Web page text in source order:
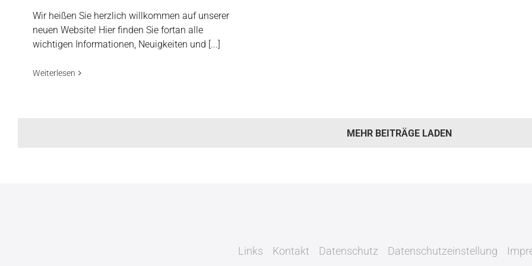
Wir heißen Sie herzlich willkommen auf unserer
neuen Website! Hier finden Sie fortan alle
wichtigen Informationen, Neuigkeiten und [...]
Weiterlesen
MEHR BEITRÄGE LADEN
Links Kontakt Datenschutz Datenschutzeinstellung